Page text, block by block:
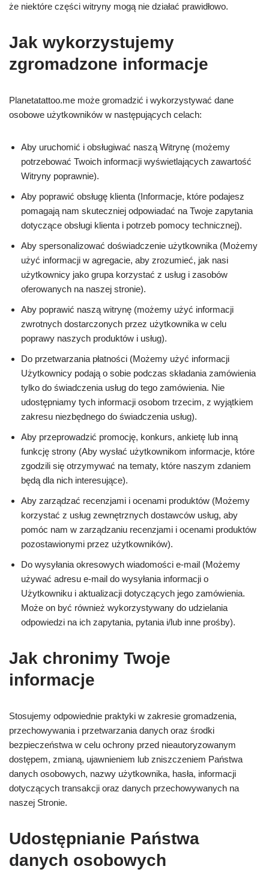
że niektóre części witryny mogą nie działać prawidłowo.
Jak wykorzystujemy
zgromadzone informacje
Planetatattoo.me może gromadzić i wykorzystywać dane
osobowe użytkowników w następujących celach:
Aby uruchomić i obsługiwać naszą Witrynę (możemy
potrzebować Twoich informacji wyświetlających zawartość
Witryny poprawnie).
Aby poprawić obsługę klienta (Informacje, które podajesz
pomagają nam skuteczniej odpowiadać na Twoje zapytania
dotyczące obsługi klienta i potrzeb pomocy technicznej).
Aby spersonalizować doświadczenie użytkownika (Możemy
użyć informacji w agregacie, aby zrozumieć, jak nasi
użytkownicy jako grupa korzystać z usług i zasobów
oferowanych na naszej stronie).
Aby poprawić naszą witrynę (możemy użyć informacji
zwrotnych dostarczonych przez użytkownika w celu
poprawy naszych produktów i usług).
Do przetwarzania płatności (Możemy użyć informacji
Użytkownicy podają o sobie podczas składania zamówienia
tylko do świadczenia usług do tego zamówienia. Nie
udostępniamy tych informacji osobom trzecim, z wyjątkiem
zakresu niezbędnego do świadczenia usług).
Aby przeprowadzić promocję, konkurs, ankietę lub inną
funkcję strony (Aby wysłać użytkownikom informacje, które
zgodzili się otrzymywać na tematy, które naszym zdaniem
będą dla nich interesujące).
Aby zarządzać recenzjami i ocenami produktów (Możemy
korzystać z usług zewnętrznych dostawców usług, aby
pomóc nam w zarządzaniu recenzjami i ocenami produktów
pozostawionymi przez użytkowników).
Do wysyłania okresowych wiadomości e-mail (Możemy
używać adresu e-mail do wysyłania informacji o
Użytkowniku i aktualizacji dotyczących jego zamówienia.
Może on być również wykorzystywany do udzielania
odpowiedzi na ich zapytania, pytania i/lub inne prośby).
Jak chronimy Twoje
informacje
Stosujemy odpowiednie praktyki w zakresie gromadzenia,
przechowywania i przetwarzania danych oraz środki
bezpieczeństwa w celu ochrony przed nieautoryzowanym
dostępem, zmianą, ujawnieniem lub zniszczeniem Państwa
danych osobowych, nazwy użytkownika, hasła, informacji
dotyczących transakcji oraz danych przechowywanych na
naszej Stronie.
Udostępnianie Państwa
danych osobowych